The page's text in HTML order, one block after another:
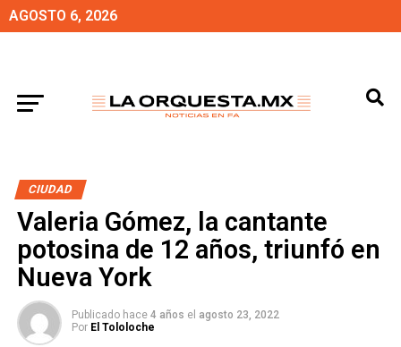
AGOSTO 6, 2026
CIUDAD
Valeria Gómez, la cantante
potosina de 12 años, triunfó en
Nueva York
Publicado hace 4 años el agosto 23, 2022
Por El Tololoche